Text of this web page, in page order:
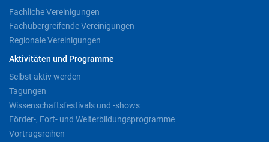
Fachliche Vereinigungen
Fachübergreifende Vereinigungen
Regionale Vereinigungen
Aktivitäten und Programme
Selbst aktiv werden
Tagungen
Wissenschaftsfestivals und -shows
Förder-, Fort- und Weiterbildungsprogramme
Vortragsreihen